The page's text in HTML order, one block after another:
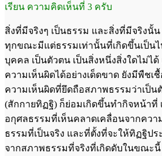
เรียน ความคิดเห็นที่ 3 ครับ
สิ่งที่มีจริงๆ เป็นธรรม และสิ่งที่มีจริงนั้
ทุกขณะมีแต่ธรรมเท่านั้นที่เกิดขึ้นเป็นไ
บุคคล เป็นตัวตน เป็นสิ่งหนึ่งสิ่งใดไม่ได้
ความเห็นผิดได้อย่างเด็ดขาด ยังมีพืชเ
ความเห็นผิดที่ยึดถือสภาพธรรมว่าเป็น
(สักกายทิฏฐิ) ก็ย่อมเกิดขึ้นทำกิจหน้าที่
อกุศลธรรมที่เห็นคลาดเคลื่อนจากควา
ธรรมที่เป็นจริง และที่ตั้งที่จะให้ทิฏฐิปร
จากสภาพธรรมที่จริงที่เกิดดับในขณะ